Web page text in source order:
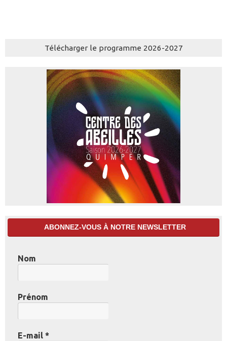
Télécharger le programme 2026-2027
ABONNEZ-VOUS À NOTRE NEWSLETTER
Nom
Prénom
E-mail *